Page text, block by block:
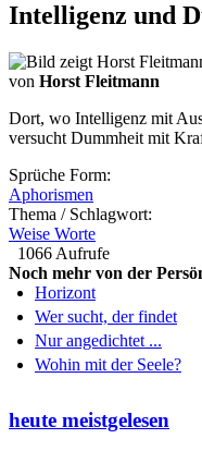
Intelligenz und
von Horst Fleitmann
Dort, wo Intelligenz mit
versucht Dummheit mit
Sprüche Form:
Aphorismen
Thema / Schlagwort:
Weise Worte
1066 Aufrufe
Noch mehr von der
Horizont
Wer sucht, der findet
Nur angedichtet ...
Wohin mit der Seele?
heute meistgelesen